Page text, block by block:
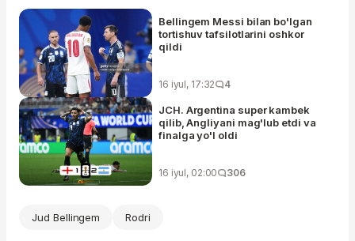
Bellingem Messi bilan bo'lgan
tortishuv tafsilotlarini oshkor
qildi
16 iyul, 17:32 4
JCH. Argentina super kambek
qilib, Angliyani mag'lub etdi va
finalga yo'l oldi
16 iyul, 02:00 306
Jud Bellingem Rodri